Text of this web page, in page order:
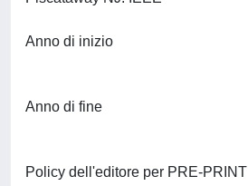
Anno di inizio
Anno di fine
Policy dell'editore per PRE-PRINT